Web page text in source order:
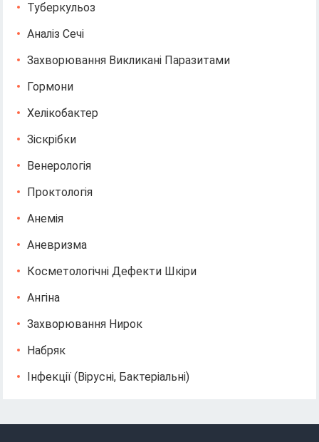
Туберкульоз
Аналіз Сечі
Захворювання Викликані Паразитами
Гормони
Хелікобактер
Зіскрібки
Венерологія
Проктологія
Анемія
Аневризма
Косметологічні Дефекти Шкіри
Ангіна
Захворювання Нирок
Набряк
Інфекції (вірусні, Бактеріальні)